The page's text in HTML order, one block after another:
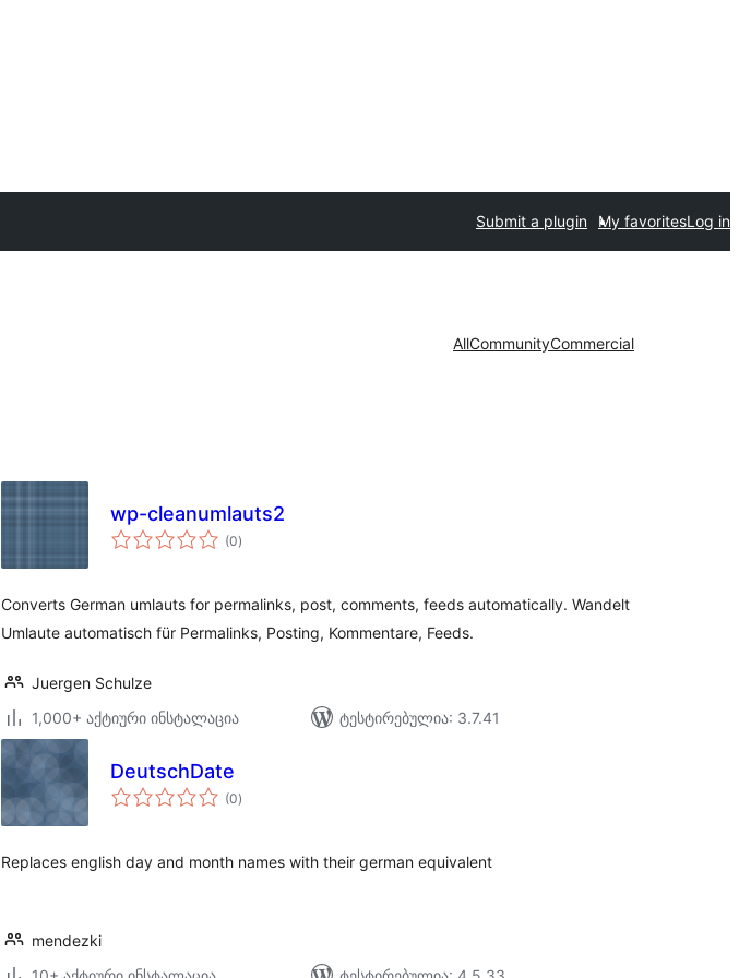
Submit a plugin My favoritesLog in
AllCommunityCommercial
wp-cleanumlauts2
(0საერთო
რეიტინგი
)
Converts German umlauts for permalinks, post, comments, feeds automatically. Wandelt
Umlaute automatisch für Permalinks, Posting, Kommentare, Feeds.
Juergen Schulze
1,000+ აქტიური ინსტალაცია
ტესტირებულია: 3.7.41
DeutschDate
(0საერთო
რეიტინგი
)
Replaces english day and month names with their german equivalent
mendezki